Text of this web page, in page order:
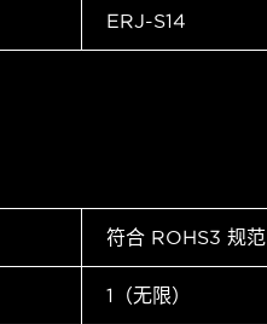
ERJ-S14
符合 ROHS3 规范
1（无限）